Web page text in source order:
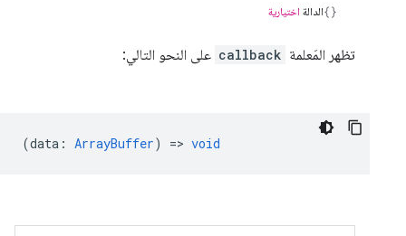
الدالة اختيارية
تظهر المَعلمة callback على النحو التالي:
(data : ArrayBuffer) => void